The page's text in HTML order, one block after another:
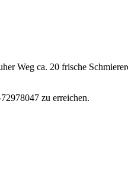
Weg ca. 20 frische
zu erreichen.